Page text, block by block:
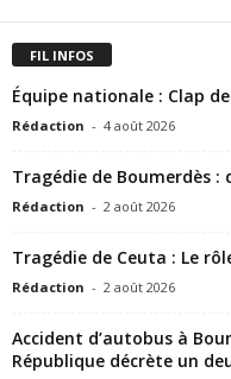
FIL INFOS
Équipe nationale : Clap
Rédaction - 4 août 2026
Tragédie de Boumerdès
Rédaction - 2 août 2026
Tragédie de Ceuta : Le
Rédaction - 2 août 2026
Accident d’autobus à
République décrète un